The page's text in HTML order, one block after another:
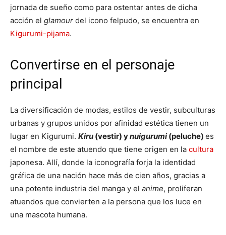
jornada de sueño como para ostentar antes de dicha
acción el glamour del icono felpudo, se encuentra en
Kigurumi-pijama.
Convertirse en el personaje
principal
La diversificación de modas, estilos de vestir, subculturas
urbanas y grupos unidos por afinidad estética tienen un
lugar en Kigurumi. Kiru (vestir) ynuigurumi(peluche) es
el nombre de este atuendo que tiene origen en la cultura
japonesa. Allí, donde la iconografía forja la identidad
gráfica de una nación hace más de cien años, gracias a
una potente industria del manga y el anime, proliferan
atuendos que convierten a la persona que los luce en
una mascota humana.